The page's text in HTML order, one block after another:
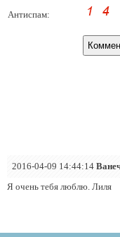
Антиспам:
2016-04-09 14:44:14
Я очень тебя люблю. Лиля